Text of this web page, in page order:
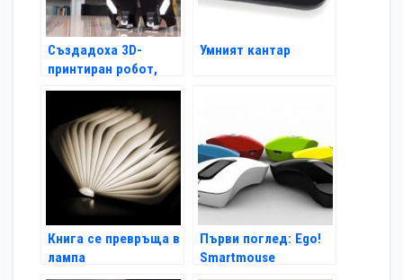
Създадоха 3D-
принтиран робот,
вдъхновен от
Трансформърс
Умният кантар
Книга се превръща в
лампа
Първи поглед: Ego!
Smartmouse